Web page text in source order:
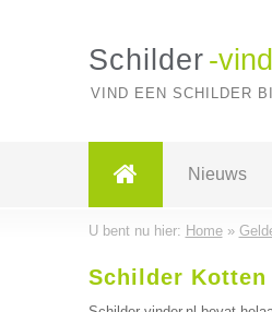
Schilder -
VIND EEN SCHILDER
Nieuws
U bent nu hier: Home»
Schilder Kotten